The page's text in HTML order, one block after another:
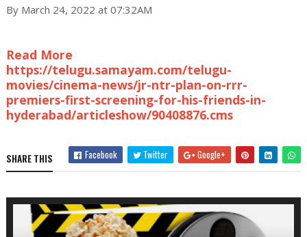
By March 24, 2022 at 07:32AM
Read More
https://telugu.samayam.com/telugu-
movies/cinema-news/jr-ntr-plan-on-rrr-
premiers-first-screening-for-his-friends-in-
hyderabad/articleshow/90408876.cms
SHARE THIS Facebook Twitter Google+